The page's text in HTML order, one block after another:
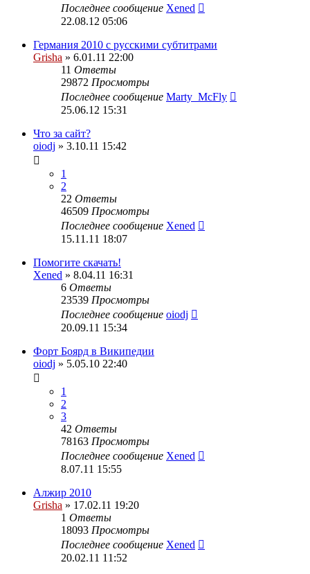
Последнее сообщение Xened
22.08.12 05:06
Германия 2010 с русскими субтитрами
Grisha » 6.01.11 22:00
11 Ответы
29872 Просмотры
Последнее сообщение Marty_McFly
25.06.12 15:31
Что за сайт?
oiodj » 3.10.11 15:42
1
2
22 Ответы
46509 Просмотры
Последнее сообщение Xened
15.11.11 18:07
Помогите скачать!
Xened » 8.04.11 16:31
6 Ответы
23539 Просмотры
Последнее сообщение oiodj
20.09.11 15:34
Форт Боярд в Википедии
oiodj » 5.05.10 22:40
1
2
3
42 Ответы
78163 Просмотры
Последнее сообщение Xened
8.07.11 15:55
Алжир 2010
Grisha » 17.02.11 19:20
1 Ответы
18093 Просмотры
Последнее сообщение Xened
20.02.11 11:52